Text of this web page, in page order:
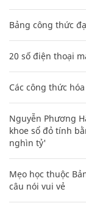
Bảng công thức
20 số điện thoại
Các công thức
Nguyễn Phương
khoe sổ đỏ tính
nghìn tỷ'
Mẹo học thuộc
câu nói vui vẻ